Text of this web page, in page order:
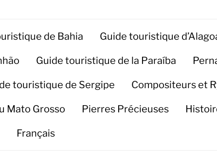
de Bahia Guide touristique
Guide touristique de la Paraíba
touristique de Sergipe Compositeurs et
Mato Grosso Pierres Précieuses
Français